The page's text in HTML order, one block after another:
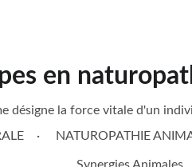
en
désigne la force vitale d'un
NATUROPATHIE